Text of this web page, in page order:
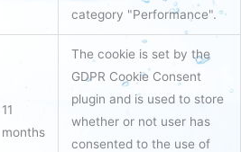
category "Performance".
11
months
The cookie is set by the
GDPR Cookie Consent
plugin and is used to store
whether or not user has
consented to the use of